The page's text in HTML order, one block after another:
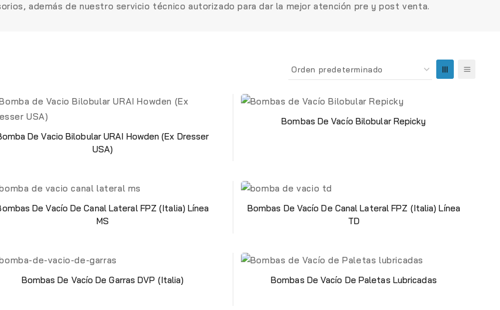
además de nuestro servicio técnico autorizado para dar la mejor atención pre y post venta.
De Vacio Bilobular URAI Howden (Ex Dresser
USA)
Bombas De Vacío Bilobular Repicky
De Vacío De Canal Lateral FPZ (Italia) Línea
MS
Bombas De Vacío De Canal Lateral FPZ (Italia) Línea
TD
Bombas De Vacío De Garras DVP (Italia) Bombas De Vacío De Paletas Lubricadas